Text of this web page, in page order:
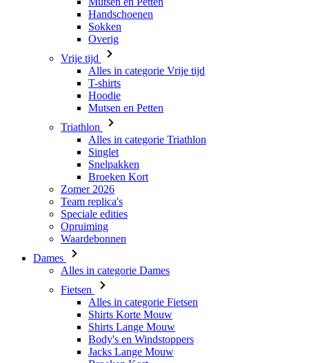
Alles in categorie Vrije tijd
T-shirts
Hoodie
Mutsen en Petten
Triathlon
Alles in categorie Triathlon
Singlet
Snelpakken
Broeken Kort
Zomer 2026
Team replica's
Speciale edities
Opruiming
Waardebonnen
Dames
Alles in categorie Dames
Fietsen
Alles in categorie Fietsen
Shirts Lange Mouw
Body's en Windstoppers
Jacks Lange Mouw
Broeken Kort
Broeken 3/4
Broeken Lang
Onderkleding
Accessoires